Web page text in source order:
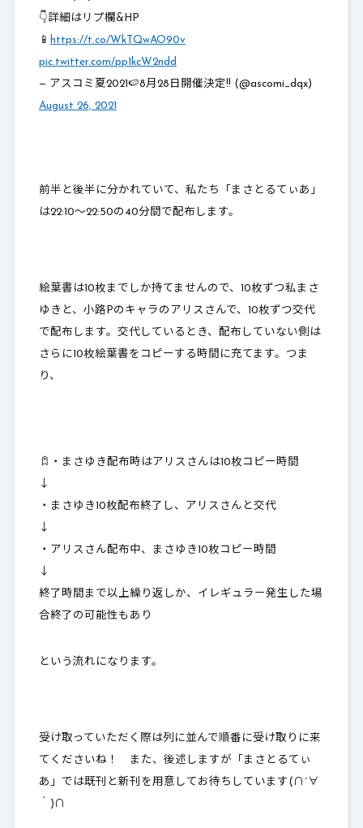
👇詳細はリプ欄&HP
📱 https://t.co/WkTQwAO90v
pic.twitter.com/pp1kcW2ndd
— アスコミ夏2021🍉8月28日開催決定!! (@ascomi_dqx)
August 26, 2021
前半と後半に分かれていて、私たち「まさとるてぃあ」
は22:10～22:50の40分間で配布します。
絵葉書は10枚までしか持てませんので、10枚ずつ私まさ
ゆきと、小路Pのキャラのアリスさんで、10枚ずつ交代
で配布します。交代しているとき、配布していない側は
さらに10枚絵葉書をコピーする時間に充てます。つま
り、
・まさゆき配布時はアリスさんは10枚コピー時間
↓
・まさゆき10枚配布終了し、アリスさんと交代
↓
・アリスさん配布中、まさゆき10枚コピー時間
↓
終了時間まで以上繰り返しか、イレギュラー発生した場
合終了の可能性もあり
という流れになります。
受け取っていただく際は列に並んで順番に受け取りに来
てくださいね！ また、後述しますが「まさとるてぃ
あ」では既刊と新刊を用意してお待ちしています(∩´∀
｀)∩